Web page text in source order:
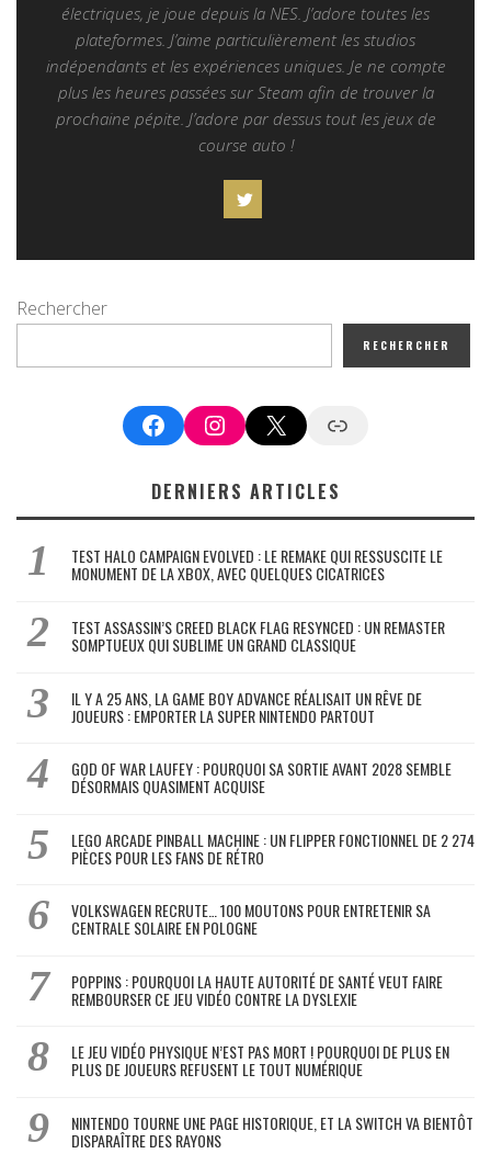
électriques, je joue depuis la NES. J’adore toutes les
plateformes. J’aime particulièrement les studios
indépendants et les expériences uniques. Je ne compte
plus les heures passées sur Steam afin de trouver la
prochaine pépite. J’adore par dessus tout les jeux de
course auto !
Rechercher
RECHERCHER
FacebookInstagram
X Google News
DERNIERS ARTICLES
TEST HALO CAMPAIGN EVOLVED : LE REMAKE QUI RESSUSCITE LE
MONUMENT DE LA XBOX, AVEC QUELQUES CICATRICES
TEST ASSASSIN’S CREED BLACK FLAG RESYNCED : UN REMASTER
SOMPTUEUX QUI SUBLIME UN GRAND CLASSIQUE
IL Y A 25 ANS, LA GAME BOY ADVANCE RÉALISAIT UN RÊVE DE
JOUEURS : EMPORTER LA SUPER NINTENDO PARTOUT
GOD OF WAR LAUFEY : POURQUOI SA SORTIE AVANT 2028 SEMBLE
DÉSORMAIS QUASIMENT ACQUISE
LEGO ARCADE PINBALL MACHINE : UN FLIPPER FONCTIONNEL DE 2 274
PIÈCES POUR LES FANS DE RÉTRO
VOLKSWAGEN RECRUTE… 100 MOUTONS POUR ENTRETENIR SA
CENTRALE SOLAIRE EN POLOGNE
POPPINS : POURQUOI LA HAUTE AUTORITÉ DE SANTÉ VEUT FAIRE
REMBOURSER CE JEU VIDÉO CONTRE LA DYSLEXIE
LE JEU VIDÉO PHYSIQUE N’EST PAS MORT ! POURQUOI DE PLUS EN
PLUS DE JOUEURS REFUSENT LE TOUT NUMÉRIQUE
NINTENDO TOURNE UNE PAGE HISTORIQUE, ET LA SWITCH VA BIENTÔT
DISPARAÎTRE DES RAYONS